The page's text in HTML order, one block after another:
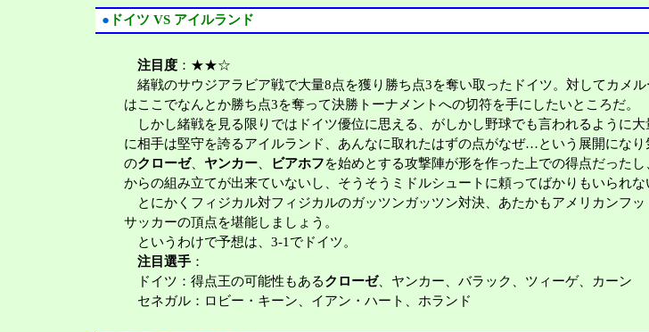
● ドイツ VS アイルランド
注目度 ：★★☆
緒戦のサウジアラビア戦で大量8点を獲り勝ち点3を奪い取ったドイツ。対してカメ
はここでなんとか勝ち点3を奪って決勝トーナメントへの切符を手にしたいところだ。
しかし緒戦を見る限りではドイツ優位に思える、がしかし野球でも言われるように
に相手は堅守を誇るアイルランド、あんなに取れたはずの点がなぜ…という展開にな
のクローゼ、 ヤンカー ビアホフを始めとする攻撃陣が形を作った上での得点だった
からの組み立てが出来ていないし、そうそうミドルシュートに頼ってばかりもいられな
とにかくフィジカル対フィジカルのガッツンガッツン対決、あたかもアメリカンフ
サッカーの頂点を堪能しましょう。
というわけで予想は、3-1でドイツ。
注目選手 ：
ドイツ：得点王の可能性もあるクローゼ、ヤンカー、バラック、ツィーゲ、カーン
セネガル：ロビー・キーン、イアン・ハート、ホランド